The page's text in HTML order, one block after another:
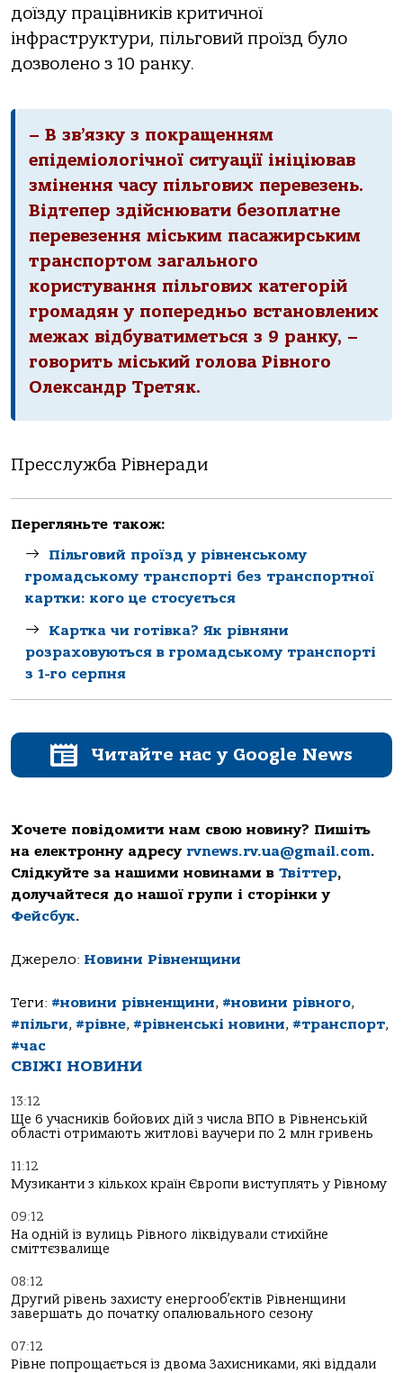
доїзду працівників критичної
інфраструктури, пільговий проїзд було
дозволено з 10 ранку.
– В зв’язку з покращенням
епідеміологічної ситуації ініціював
змінення часу пільгових перевезень.
Відтепер здійснювати безоплатне
перевезення міським пасажирським
транспортом загального
користування пільгових категорій
громадян у попередньо встановлених
межах відбуватиметься з 9 ранку, –
говорить міський голова Рівного
Олександр Третяк.
Пресслужба Рівнеради
Перегляньте також:
Пільговий проїзд у рівненському
громадському транспорті без транспортної
картки: кого це стосується
Картка чи готівка? Як рівняни
розраховуються в громадському транспорті
з 1-го серпня
Читайте нас у Google News
Хочете повідомити нам свою новину? Пишіть
на електронну адресу rvnews.rv.ua@gmail.com.
Слідкуйте за нашими новинами в Твіттер,
долучайтеся до нашої групи і сторінки у
Фейсбук.
Джерело: Новини Рівненщини
Теги: #новини рівненщини, #новини рівного,
#пільги, #рівне, #рівненські новини, #транспорт,
#час
СВІЖІ НОВИНИ
13:12
Ще 6 учасників бойових дій з числа ВПО в Рівненській
області отримають житлові ваучери по 2 млн гривень
11:12
Музиканти з кількох країн Європи виступлять у Рівному
09:12
На одній із вулиць Рівного ліквідували стихійне
сміттєзвалище
08:12
Другий рівень захисту енергооб’єктів Рівненщини
завершать до початку опалювального сезону
07:12
Рівне попрощається із двома Захисниками, які віддали